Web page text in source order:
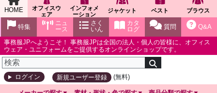
HOME
オフィスウ
ェア
インフォメ
ーション
ショールー
ム
ジャケット ベスト ブラウス
Q&A
質問
カタ
ログ
さく
いん
ニュ
ース
特集
事務服JPへようこそ！ 事務服JPは全国の法人・個人の皆様に、オフィス
ウェア・ユニフォームをご提供するオンラインショップです。
ログイン 新規ユーザー登録 (無料)